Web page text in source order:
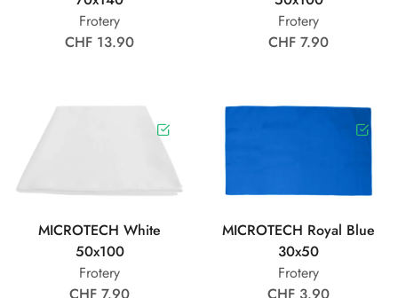
Frotery
CHF 13.90
Frotery
CHF 7.90
MICROTECH White
50x100
Frotery
MICROTECH Royal Blue
30x50
Frotery